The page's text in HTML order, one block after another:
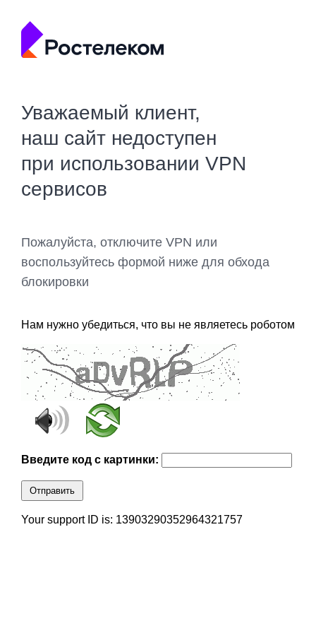
Уважаемый клиент,
наш сайт недоступен
при использовании VPN
сервисов
Пожалуйста, отключите VPN или
воспользуйтесь формой ниже для обхода
блокировки
Нам нужно убедиться, что вы не являетесь роботом
Введите код с картинки:
Отправить
Your support ID is: 13903290352964321757